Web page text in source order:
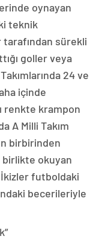
oynayan
teknik
sürekli
goller veya
24 ve
içinde
renkte krampon
A Milli Takım
birbirinden
birlikte okuyan
İkizler futboldaki
becerileriyle